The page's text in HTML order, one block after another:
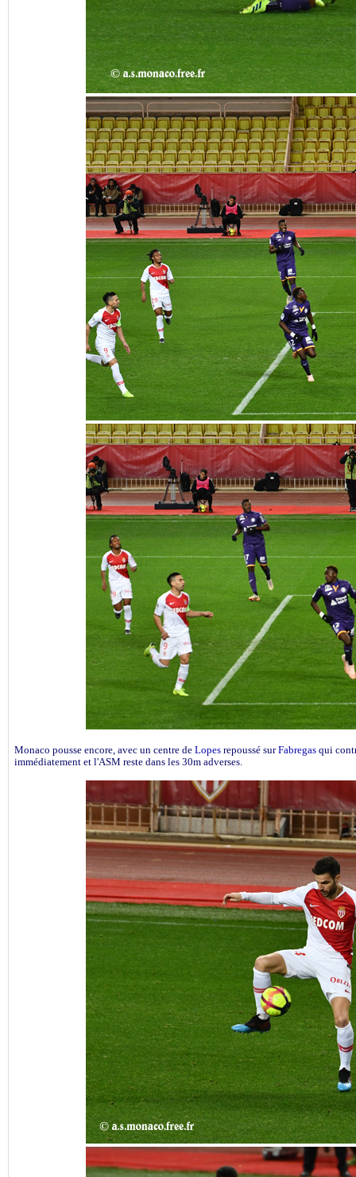
Monaco pousse encore, avec un centre de Lopes repoussé surFabregas qui
immédiatement et l'ASM reste dans les 30m adverses.